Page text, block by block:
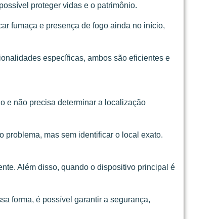
proteger vidas e o patrimônio.
fumaça e presença de fogo ainda no início,
específicas, ambos são eficientes e
e não precisa determinar a localização
problema, mas sem identificar o local exato.
Além disso, quando o dispositivo principal é
forma, é possível garantir a segurança,